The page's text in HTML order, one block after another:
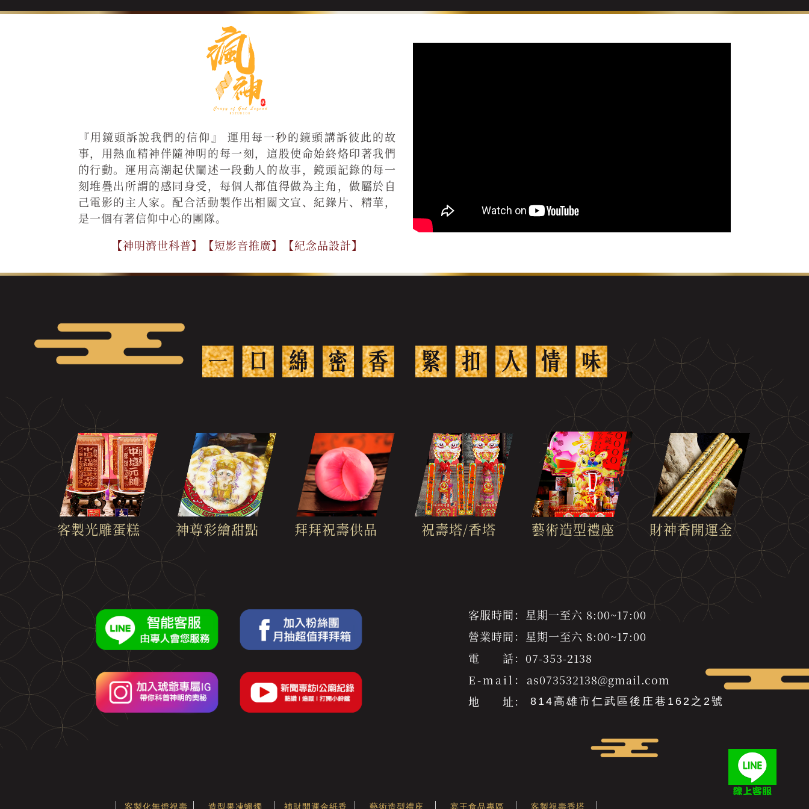
『用鏡頭訴說我們的信仰』 運用每一秒的鏡頭講訴彼此的故
事，用熱血精神伴隨神明的每一刻，這股使命始終烙印著我們
的行動。運用高潮起伏闡述一段動人的故事，鏡頭記錄的每一
刻堆疊出所謂的感同身受，每個人都值得做為主角，做屬於自
己電影的主人家。配合活動製作出相關文宣、紀錄片、精華，
是一個有著信仰中心的團隊。
【神明濟世科普】【短影音推廣】【紀念品設計】
客製光雕蛋糕 神尊彩繪甜點 拜拜祝壽供品 祝壽塔/香塔 藝術造型禮座 財神香開運金
客服時間：星期一至六 8:00~17:00
營業時間：星期一至六 8:00~17:00
電 話：07-353-2138
E-mail： as073532138@gmail.com
地 址：
814高雄市仁武區後庄巷162之2號
客製化無燈祝壽 造型果凍蠟燭 補財開運金紙香 藝術造型禮座 宴王食品專區 客製祝壽香塔